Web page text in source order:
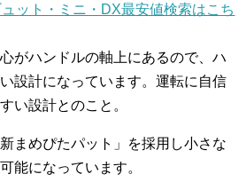
ュット・ミニ・DX最安値検索はこち
がハンドルの軸上にあるので、ハ
設計になっています。運転に自信
い設計とのこと。
まめぴたパット」を採用し小さな
能になっています。